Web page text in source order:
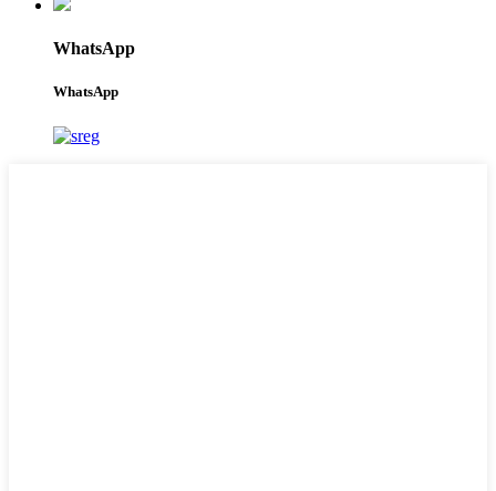
WhatsApp
WhatsApp